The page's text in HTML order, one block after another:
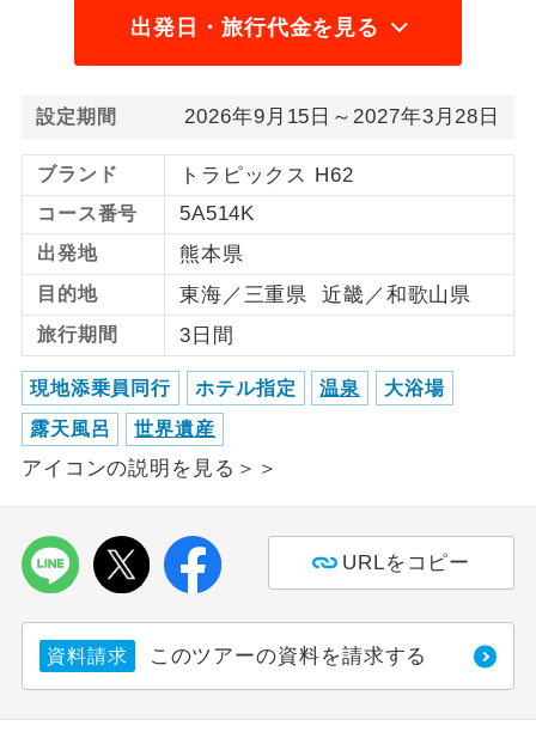
出発日・旅行代金を見る
設定期間 2026年9月15日～2027年3月28日
ブランド トラピックス H62
コース番号 5A514K
出発地 熊本県
目的地 東海／三重県 近畿／和歌山県
旅行期間 3日間
現地添乗員同行 ホテル指定 温泉 大浴場
露天風呂 世界遺産
アイコンの説明を見る＞＞
URLをコピー
資料請求 このツアーの資料を請求する
2名様催行
2名様から出発可能な個人型プランで
す。
加限定
スです。
1名様1室同代
金
1名様1室利用でも追加料金がかからない
コースです。
ご夫婦限定
ご夫婦限定でご参加いただけるコースで
す。
女性限定
女性限定でご参加いただけるコースで
す。
年齢制限あり
ご参加にあたり年齢に制限があるコース
です。
利用航空会社が指定なので、ご出発の計
画にとても便利です。
ホテル指定
ご紹介するホテルを指定したコースで
す。
おひとり様バ
ス2席利用
す。